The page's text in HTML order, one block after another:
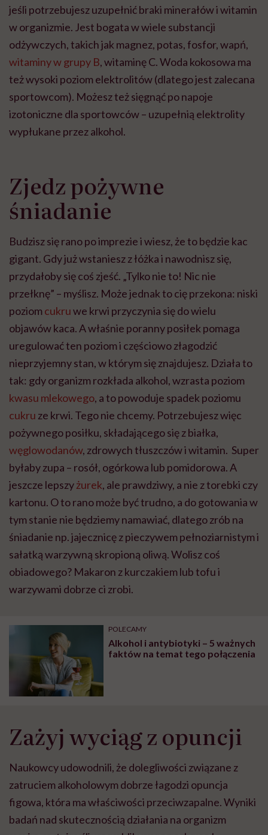
jeśli potrzebujesz uzupełnić braki minerałów i witamin
w organizmie. Jest bogata w wiele substancji
odżywczych, takich jak magnez, potas, fosfor, wapń,
witaminy w grupy B, witaminę C. Woda kokosowa ma
też wysoki poziom elektrolitów (dlatego jest zalecana
sportowcom). Możesz też sięgnąć po napoje
izotoniczne dla sportowców – uzupełnią elektrolity
wypłukane przez alkohol.
Zjedz pożywne
śniadanie
Budzisz się rano po imprezie i wiesz, że to będzie kac
gigant. Gdy już wstaniesz z łóżka i nawodnisz się,
przydałoby się coś zjeść. „Tylko nie to! Nic nie
przełknę” – myślisz. Może jednak to cię przekona: niski
poziomcukruwe krwi przyczynia się do wielu
objawów kaca. A właśnie poranny posiłek pomaga
uregulować ten poziom i częściowo złagodzić
nieprzyjemny stan, w którym się znajdujesz. Działa to
tak: gdy organizm rozkłada alkohol, wzrasta poziom
kwasu mlekowego, a to powoduje spadek poziomu
cukru ze krwi. Tego nie chcemy. Potrzebujesz więc
pożywnego posiłku, składającego się z białka,
węglowodanów, zdrowych tłuszczów i witamin. Super
byłaby zupa – rosół, ogórkowa lub pomidorowa. A
jeszcze lepszyżurek, ale prawdziwy, a nie z torebki czy
kartonu. O to rano może być trudno, a do gotowania w
tym stanie nie będziemy namawiać, dlatego zrób na
śniadanie np. jajecznicę z pieczywem pełnoziarnistym i
sałatką warzywną skropioną oliwą. Wolisz coś
obiadowego? Makaron z kurczakiem lub tofu i
warzywami dobrze ci zrobi.
POLECAMY
Alkohol i antybiotyki – 5 ważnych
faktów na temat tego połączenia
Zażyj wyciąg z opuncji
Naukowcy udowodnili, że dolegliwości związane z
zatruciem alkoholowym dobrze łagodzi opuncja
figowa, która ma właściwości przeciwzapalne. Wyniki
badań nad skutecznością działania na organizm